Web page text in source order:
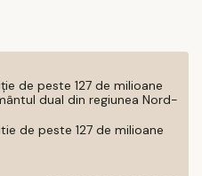
de peste 127 de milioane
dual din regiunea Nord-
de peste 127 de milioane